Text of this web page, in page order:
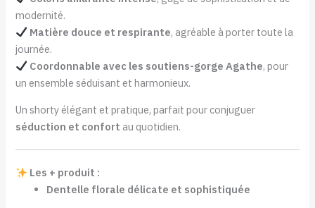
modernité.
Matière douce et respirante, agréable à porter toute la
journée.
Coordonnable avec les soutiens-gorge Agathe, pour
un ensemble séduisant et harmonieux.
Un shorty élégant et pratique, parfait pour conjuguer
séduction et confort au quotidien.
Les + produit :
Dentelle florale délicate et sophistiquée